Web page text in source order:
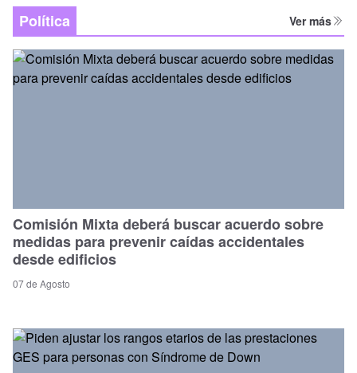
Política Ver más
Comisión Mixta deberá buscar acuerdo sobre
medidas para prevenir caídas accidentales
desde edificios
07 de Agosto